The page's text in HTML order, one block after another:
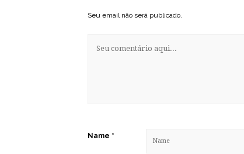
Seu email não será publicado.
Name *